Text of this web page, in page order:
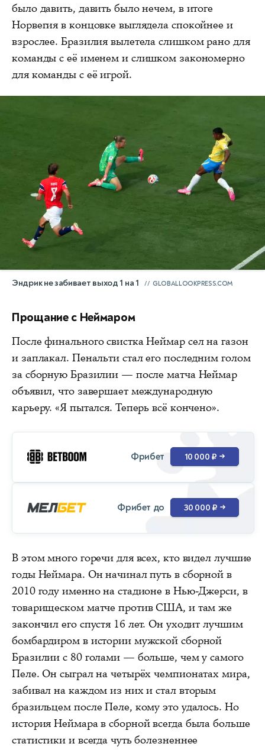
было давить, давить было нечем, в итоге
Норвегия в концовке выглядела спокойнее и
взрослее. Бразилия вылетела слишком рано для
команды с её именем и слишком закономерно
для команды с её игрой.
Эндрик не забивает выход 1 на 1 GLOBALLOOKPRESS.COM
Прощание с Неймаром
После финального свистка Неймар сел на газон
и заплакал. Пенальти стал его последним голом
за сборную Бразилии — после матча Неймар
объявил, что завершает международную
карьеру. «Я пытался. Теперь всё кончено».
Фрибет 10 000 ₽ →
Фрибет до 30 000 ₽ →
В этом много горечи для всех, кто видел лучшие
годы Неймара. Он начинал путь в сборной в
2010 году именно на стадионе в Нью-Джерси, в
товарищеском матче против США, и там же
закончил его спустя 16 лет. Он уходит лучшим
бомбардиром в истории мужской сборной
Бразилии с 80 голами — больше, чем у самого
Пеле. Он сыграл на четырёх чемпионатах мира,
забивал на каждом из них и стал вторым
бразильцем после Пеле, кому это удалось. Но
история Неймара в сборной всегда была больше
статистики и всегда чуть болезненнее